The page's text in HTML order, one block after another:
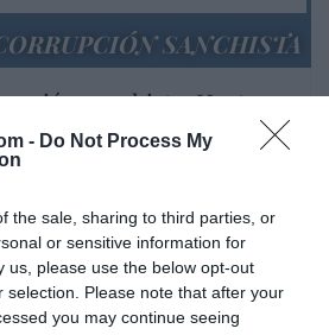
- Do Not Process My
the sale, sharing to third parties, or
or sensitive information for
us, please use the below opt-out
selection. Please note that after your
you may continue seeing
SANCHISTA
sanchista. Hazte
de La Mareta:
es un criminal”
Opinión